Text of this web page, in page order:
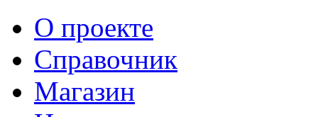
О проекте
Справочник
Магазин